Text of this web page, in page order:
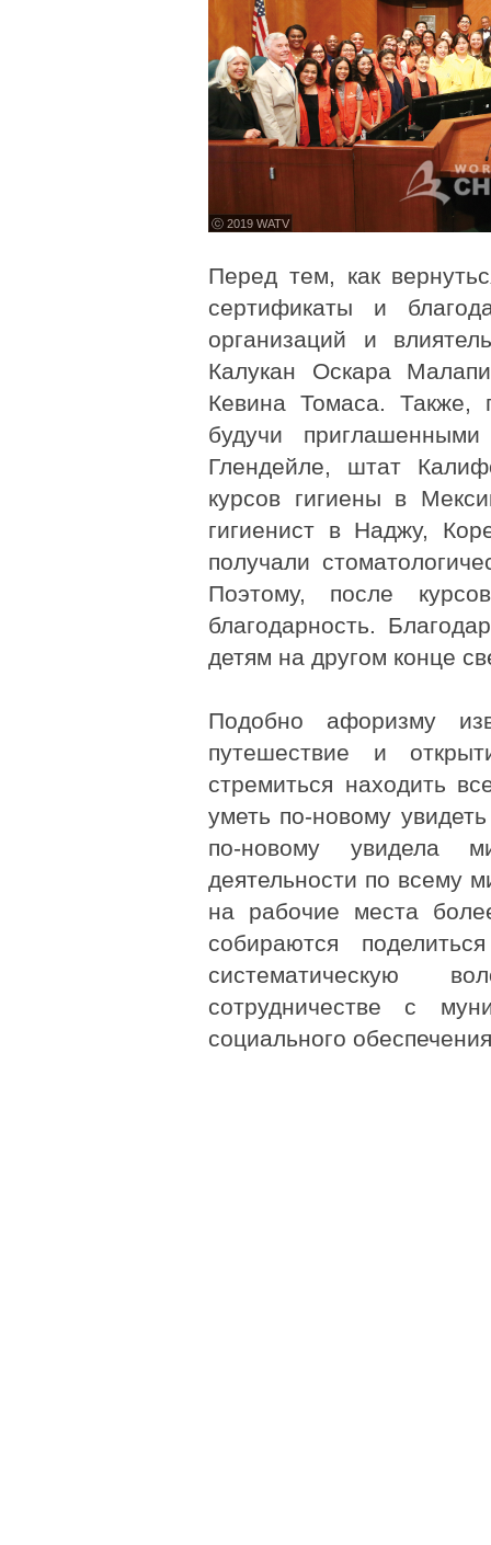
ⓒ 2019 WATV
Перед тем, как
сертификаты и
организаций и
Калукан Оскара
Кевина Томаса. Также,
будучи
Глендейле, штат
курсов гигиены в
гигиенист в Наджу,
получали
Поэтому, после
благодарность.
детям на другом конце
Подобно афоризму
путешествие и
стремиться находить
уметь по-новому
по-новому увидела
деятельности по всему
на рабочие места
собираются
систематическую
сотрудничестве с
социального